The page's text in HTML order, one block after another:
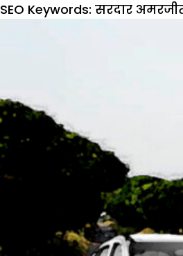
SEO Keywords: सरदार